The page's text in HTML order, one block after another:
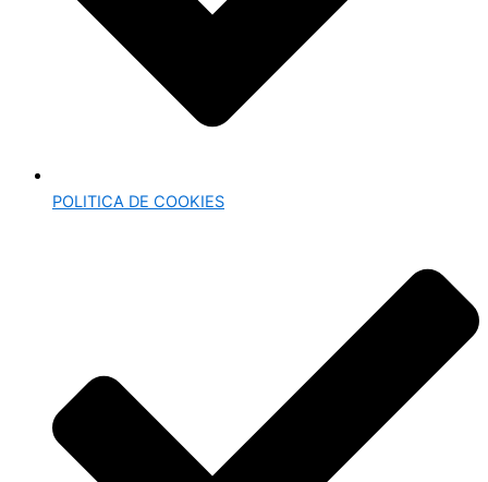
POLITICA DE COOKIES